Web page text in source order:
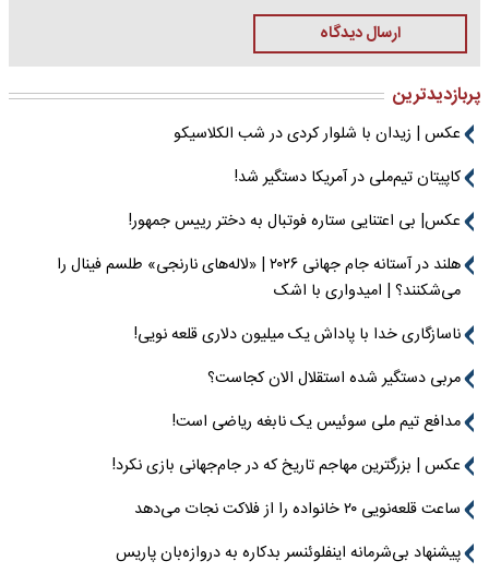
ارسال دیدگاه
پربازدیدترین
عکس | زیدان با شلوار کردی در شب الکلاسیکو
کاپیتان تیم‌ملی در آمریکا دستگیر شد!
عکس| بی اعتنایی ستاره فوتبال به دختر رییس جمهور!
هلند در آستانه جام جهانی ۲۰۲۶ | «لاله‌های نارنجی» طلسم فینال را
می‌شکنند؟ | امیدواری با اشک
ناسازگاری خدا با پاداش یک میلیون دلاری قلعه نویی!
مربی دستگیر شده استقلال الان کجاست؟
مدافع تیم ملی سوئیس یک نابغه ریاضی است!
عکس | بزرگترین مهاجم تاریخ که در جام‌جهانی بازی نکرد!
ساعت قلعه‌نویی ۲۰ خانواده را از فلاکت نجات می‌دهد
پیشنهاد بی‌شرمانه اینفلوئنسر بدکاره به دروازه‌بان پاریس